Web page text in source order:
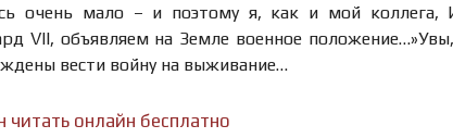
очень мало – и поэтому я, как и мой коллега,
VII, объявляем на Земле военное
вести войну на выживание…
читать онлайн бесплатно